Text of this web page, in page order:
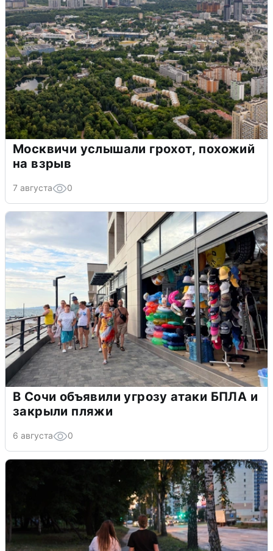
Москвичи услышали грохот, похожий
на взрыв
7 августа 0
В Сочи объявили угрозу атаки БПЛА и
закрыли пляжи
6 августа 0